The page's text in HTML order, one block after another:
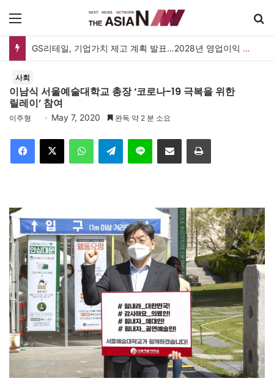
GS리테일, 기업가치 제고 계획 발표…2028년 영업이익 3,800억 원 목표
사회
이남식 서울예술대학교 총장 ‘코로나-19 극복을 위한
릴레이’ 참여
이주형 May 7, 2020 완독 약 2 분 소요
Telegram 이메일